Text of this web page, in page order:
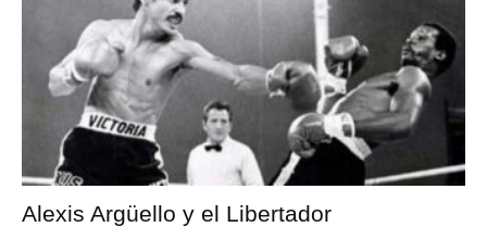
Alexis Argüello y el Libertador